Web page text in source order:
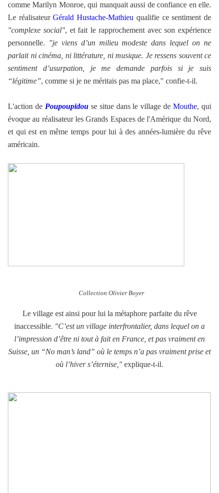
comme Marilyn Monroe, qui manquait aussi de confiance en elle.
Le réalisateurGérald Hustache-Mathieu qualifie ce sentiment de
"complexe social", et fait le rapprochement avec son expérience
personnelle.
"je viens d’un milieu modeste dans lequel on ne
parlait ni cinéma, ni littérature, ni musique. Je ressens souvent ce
sentiment d’usurpation, je me demande parfois si je suis
“légitime”, comme si je ne méritais pas ma place," confie-t-il.
L'action de Poupoupidouse situe dans le village deMouthe, qui
évoque au réalisateur les Grands Espaces de l'Amérique du Nord,
et qui est en même temps pour lui à des années-lumière du rêve
américain.
Collection Olivier Boyer
Le village est ainsi pour lui la métaphore parfaite du rêve
inaccessible. "C’est un village interfrontalier, dans lequel on a
l’impression d’être ni tout à fait en France, et pas vraiment en
Suisse, un “No man’s land” où le temps n’a pas vraiment prise et
où l’hiver s’éternise," explique-t-il.